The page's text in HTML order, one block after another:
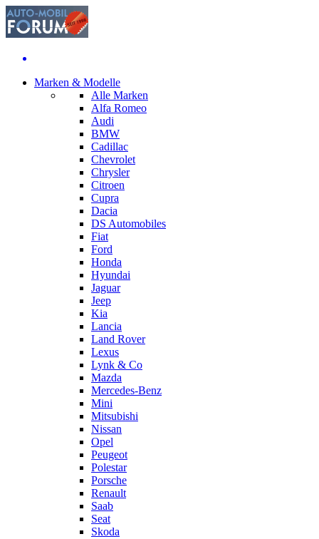
Marken & Modelle
Alle Marken
Alfa Romeo
Audi
BMW
Cadillac
Chevrolet
Chrysler
Citroen
Cupra
Dacia
DS Automobiles
Fiat
Ford
Honda
Hyundai
Jaguar
Jeep
Kia
Lancia
Land Rover
Lexus
Lynk & Co
Mazda
Mercedes-Benz
Mini
Mitsubishi
Nissan
Opel
Peugeot
Polestar
Porsche
Renault
Saab
Seat
Skoda